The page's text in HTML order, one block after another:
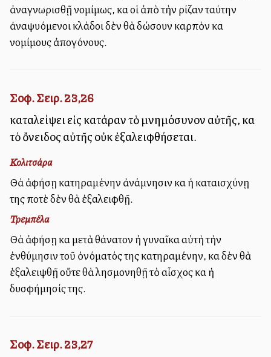
ἀναγνωρισθῇ νομίμως, καὶ οἱ ἀπὸ τὴν ρίζαν ταύτην
ἀναψυόμενοι κλάδοι δὲν θὰ δώσουν καρπὸν καὶ
νομίμους ἀπογόνους.
Σοφ. Σειρ. 23,26
καταλείψει εἰς κατάραν τὸ μνημόσυνον αὐτῆς, καὶ
τὸ ὄνειδος αὐτῆς οὐκ ἐξαλειφθήσεται.
Κολιτσάρα
Θὰ ἀφήσῃ κατηραμένην ἀνάμνησιν καὶ ἡ καταισχύνῃ
της ποτὲ δὲν θὰ ἐξαλειφθῇ.
Τρεμπέλα
Θὰ ἀφήσῃ καὶ μετὰ θάνατον ἡ γυναῖκα αὐτὴ τὴν
ἐνθύμησιν τοῦ ὀνόματός της κατηραμένην, καὶ δὲν θὰ
ἑξαλειψθῇ οὔτε θὰ λησμονηθῇ τὸ αἶσχος καὶ ἡ
δυσφήμησίς της.
Σοφ. Σειρ. 23,27